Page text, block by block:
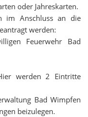
oder Jahreskarten.
im Anschluss an die
werden:
Feuerwehr Bad
werden 2 Eintritte
Bad Wimpfen
beizulegen.